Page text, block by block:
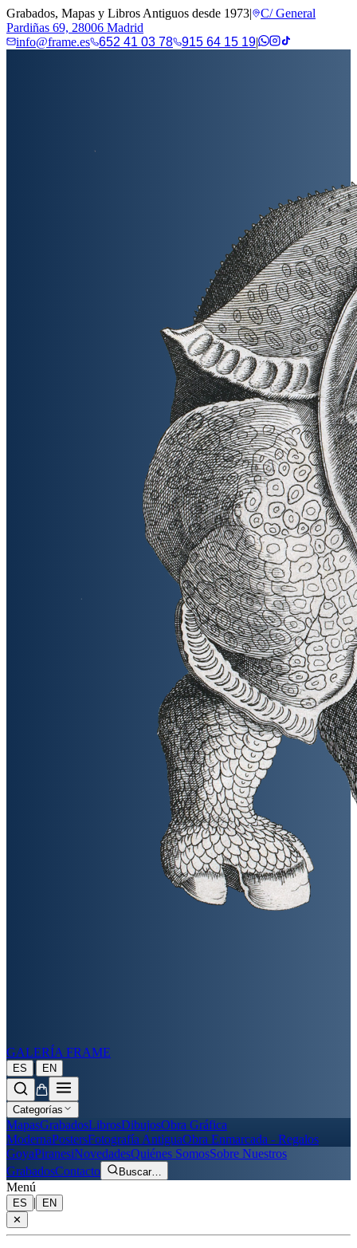
Grabados, Mapas y Libros Antiguos desde 1973|
C/ General
Pardiñas 69, 28006 Madrid
info@frame.es
652 41 03 78 915 64 15 19|
GALERÍA FRAME
ES | EN
Categorías
MapasGrabadosLibrosDibujosObra Gráfica
ModernaPostersFotografía AntiguaObra Enmarcada - Regalos
GoyaPiranesiNovedadesQuiénes SomosSobre Nuestros
GrabadosContacto Buscar…
Menú
ES |
EN
✕